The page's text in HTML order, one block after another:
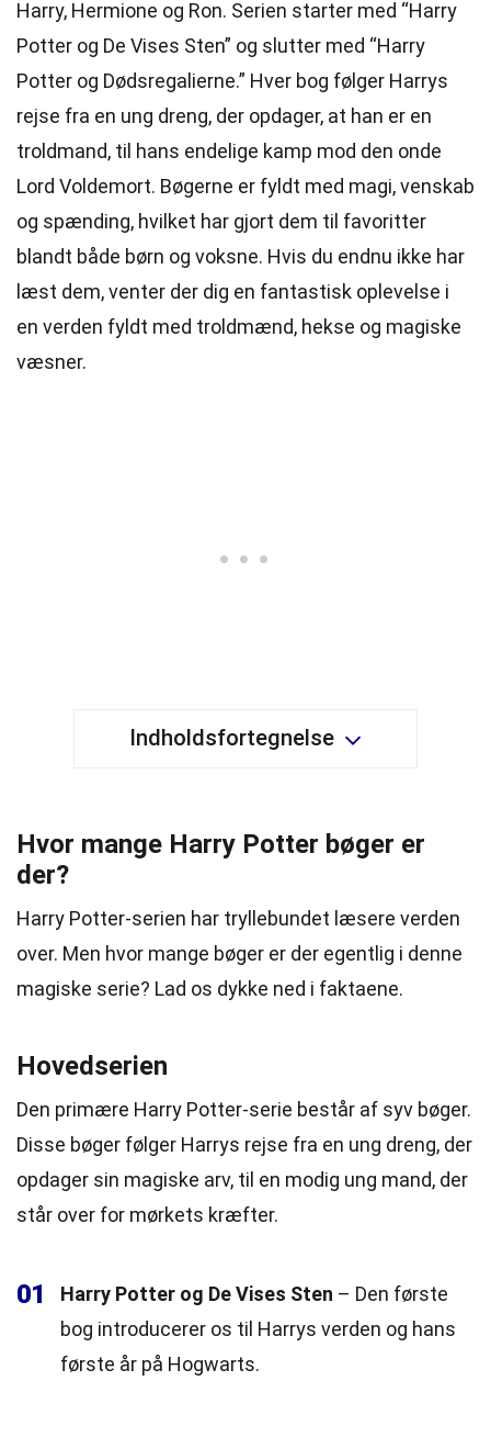
Harry, Hermione og Ron. Serien starter med “Harry
Potter og De Vises Sten” og slutter med “Harry
Potter og Dødsregalierne.” Hver bog følger Harrys
rejse fra en ung dreng, der opdager, at han er en
troldmand, til hans endelige kamp mod den onde
Lord Voldemort. Bøgerne er fyldt med magi, venskab
og spænding, hvilket har gjort dem til favoritter
blandt både børn og voksne. Hvis du endnu ikke har
læst dem, venter der dig en fantastisk oplevelse i
en verden fyldt med troldmænd, hekse og magiske
væsner.
Indholdsfortegnelse
Hvor mange Harry Potter bøger er
der?
Harry Potter-serien har tryllebundet læsere verden
over. Men hvor mange bøger er der egentlig i denne
magiske serie? Lad os dykke ned i faktaene.
Hovedserien
Den primære Harry Potter-serie består af syv bøger.
Disse bøger følger Harrys rejse fra en ung dreng, der
opdager sin magiske arv, til en modig ung mand, der
står over for mørkets kræfter.
01 Harry Potter og De Vises Sten – Den første
bog introducerer os til Harrys verden og hans
første år på Hogwarts.